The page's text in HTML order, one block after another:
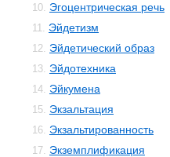
10. Эгоцентрическая речь
11. Эйдетизм
12. Эйдетический образ
13. Эйдотехника
14. Эйкумена
15. Экзальтация
16. Экзальтированность
17. Экземплификация